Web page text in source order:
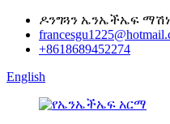
ዶንግጓን ኤንኤችኤፍ
+8618689452274
English